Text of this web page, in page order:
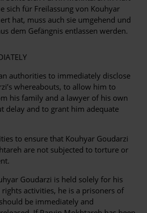
sich für Freilassung von Kouhyar
hat, muss auch sie umgehend und
dem Gefängnis entlassen werden.
authorities to immediately disclose
whereabouts, to allow him to
his family and a lawyer of his own
delay and to grant him adequate
to ensure that Kouhyar Goudarzi
are not subjected to torture or
Goudarzi is held solely for his
activities, he is a prisoners of
be immediately and